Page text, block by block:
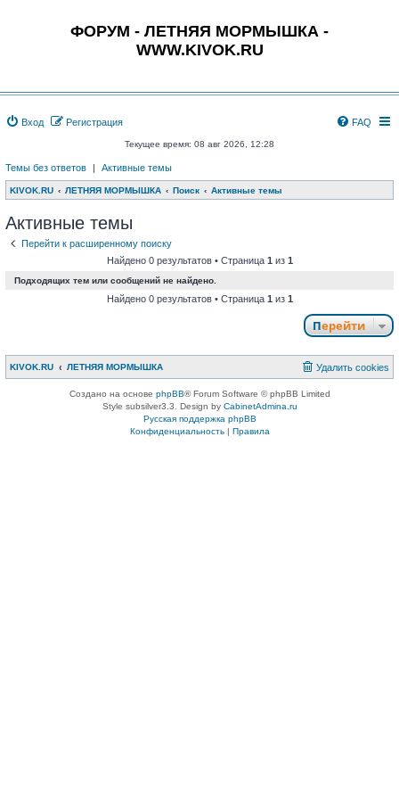
ФОРУМ - ЛЕТНЯЯ МОРМЫШКА -
WWW.KIVOK.RU
Вход Регистрация FAQ
Текущее время: 08 авг 2026, 12:28
Темы без ответов | Активные темы
KIVOK.RU ЛЕТНЯЯ МОРМЫШКА Поиск Активные темы
Активные темы
Перейти к расширенному поиску
Найдено 0 результатов • Страница 1 из 1
Подходящих тем или сообщений не найдено.
Найдено 0 результатов • Страница 1 из 1
Перейти
KIVOK.RU ЛЕТНЯЯ МОРМЫШКА Удалить cookies
Создано на основе phpBB® Forum Software © phpBB Limited
Style subsilver3.3. Design by CabinetAdmina.ru
Русская поддержка phpBB
Конфиденциальность| Правила